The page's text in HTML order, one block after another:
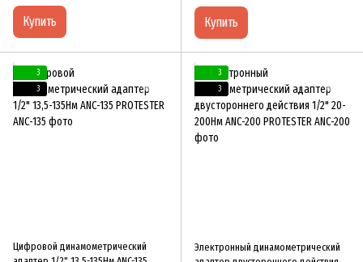
Купить Купить
3
3
Цифровой динамометрический
3
3
Электронный динамометрический